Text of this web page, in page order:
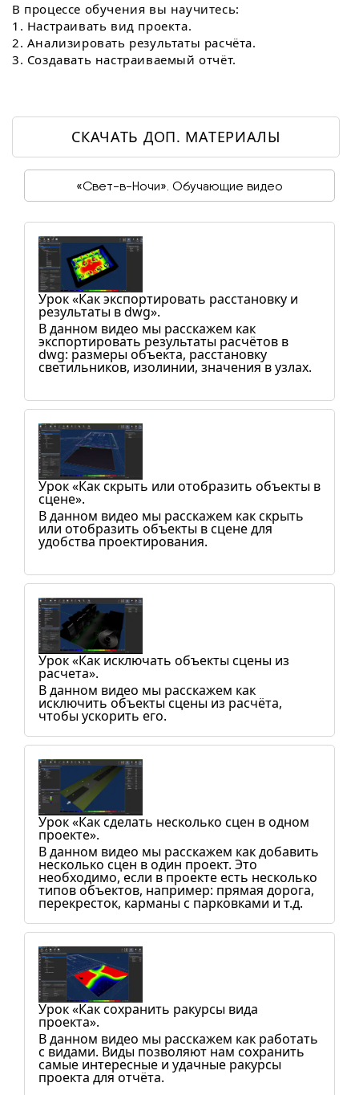
В процессе обучения вы научитесь:
1. Настраивать вид проекта.
2. Анализировать результаты расчёта.
3. Создавать настраиваемый отчёт.
СКАЧАТЬ ДОП. МАТЕРИАЛЫ
«Свет-в-Ночи». Обучающие видео
Урок «Как экспортировать расстановку и
результаты в dwg».
В данном видео мы расскажем как
экспортировать результаты расчётов в
dwg: размеры объекта, расстановку
светильников, изолинии, значения в узлах.
Урок «Как скрыть или отобразить объекты в
сцене».
В данном видео мы расскажем как скрыть
или отобразить объекты в сцене для
удобства проектирования.
Урок «Как исключать объекты сцены из
расчета».
В данном видео мы расскажем как
исключить объекты сцены из расчёта,
чтобы ускорить его.
Урок «Как сделать несколько сцен в одном
проекте».
В данном видео мы расскажем как добавить
несколько сцен в один проект. Это
необходимо, если в проекте есть несколько
типов объектов, например: прямая дорога,
перекресток, карманы с парковками и т.д.
Урок «Как сохранить ракурсы вида
проекта».
В данном видео мы расскажем как работать
с видами. Виды позволяют нам сохранить
самые интересные и удачные ракурсы
проекта для отчёта.